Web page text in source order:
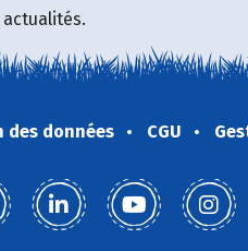
des données CGU